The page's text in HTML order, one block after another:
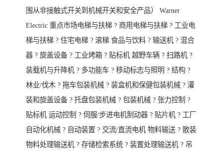
围从非接触式开关到机械开关和安全产品） Warner
Electric 重点市场电梯与扶梯 ? 商用电梯与扶梯 ? 工业电
梯与扶梯 ? 住宅电梯 ? 滚梯 食品与饮料 ? 输送机 ? 混合
器 ? 旋盖设备 ? 工业烤箱 ? 贴标机 越野车辆 ? 扫路机 ?
装载机与升降机 ? 多功能车 ? 移动标志与照明 ? 结构 ?
林业/伐木 ? 拖车包装机械 ? 装盒机和保健包装机械 ? 灌
装和旋盖设备 ? 托盘包装机械 ? 包装机械 ? 张力控制 ?
贴标机 运动控制 ? 伺服/步进电机制动器 ? 贴片机 ? 工厂
自动化机械 ? 自动装置 ? 交流/直流电机 物料输送 ? 散装
物料处理输送机 ? 存储检索系统 ? 装置处理输送机 ? 吊